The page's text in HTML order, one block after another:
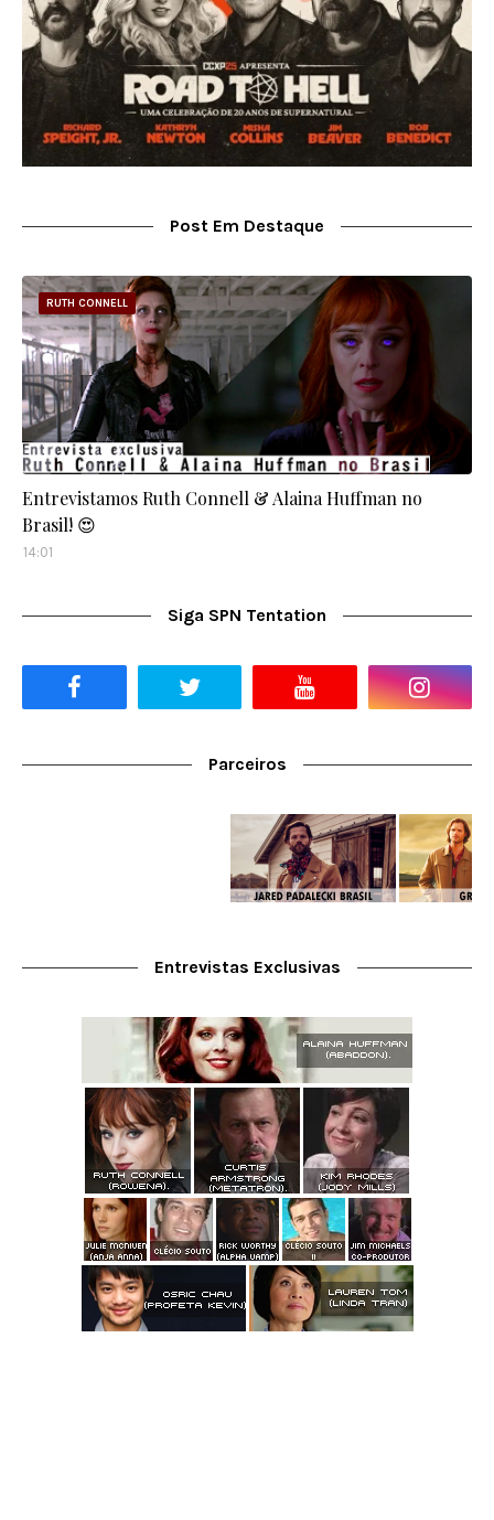
Post Em Destaque
RUTH CONNELL
Entrevistamos Ruth Connell & Alaina Huffman no
Brasil! 😍
14:01
Siga SPN Tentation
Parceiros
Entrevistas Exclusivas